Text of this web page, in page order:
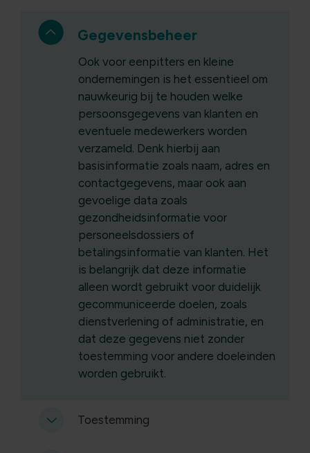
Gegevensbeheer
Ook voor eenpitters en kleine
ondernemingen is het essentieel om
nauwkeurig bij te houden welke
persoonsgegevens van klanten en
eventuele medewerkers worden
verzameld. Denk hierbij aan
basisinformatie zoals naam, adres en
contactgegevens, maar ook aan
gevoelige data zoals
gezondheidsinformatie voor
personeelsdossiers of
betalingsinformatie van klanten. Het
is belangrijk dat deze informatie
alleen wordt gebruikt voor duidelijk
gecommuniceerde doelen, zoals
dienstverlening of administratie, en
dat deze gegevens niet zonder
toestemming voor andere doeleinden
worden gebruikt.
Toestemming